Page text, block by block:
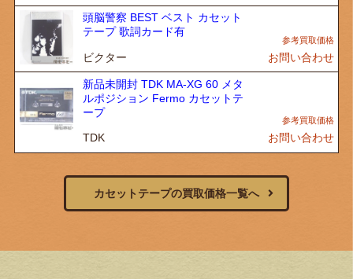
頭脳警察 BEST ベスト カセット
テープ 歌詞カード有
ビクター お問い合わせ
新品未開封 TDK MA-XG 60 メタ
ルポジション Fermo カセットテ
ープ
TDK お問い合わせ
カセットテープの買取価格一覧へ